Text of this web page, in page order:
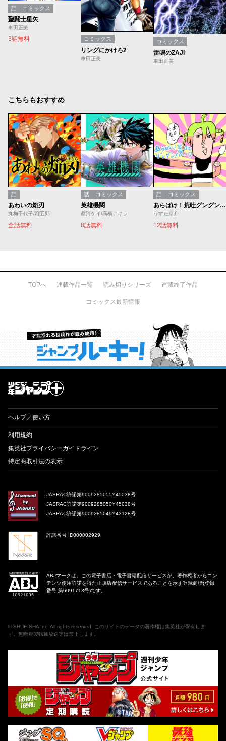
話 コミックス
聖闘士星矢
車田正美
3話無料 コミックス
リングにかけろ2
車田正美
コミックス
雷鳴のZAJI
車田正美
こちらもおすすめ
話
あわいの焔刃
丸梅千代子/溶五郎
全話無料
話 コミックス
英雄機関
蔡河ケイ/高橋アキラ
8話無料
話 コミックス
あらばけ！荒吐グングンパーク
うすた京介
12話無料
TOPへ 連載作品一覧 読み切りシリーズ 連載終了作品
コミックス最新情報
才能溢れる投稿作が読み放題！ ジャンプルーキー！
ヘルプ／使い方
利用規約
集英社プライバシーガイドライン
特定商取引法の表示
JASRAC許諾第9009285055Y45038号
JASRAC許諾第9009285050Y45038号
JASRAC許諾第9009285049Y43128号
許諾番号 ID000002929
ABJマークは、この電子書店・電子書籍配信サービスが、著作権者からコン
テンツ使用許諾を得た正規版配信サービスであることを示す登録商標(登録
番号 第6091713号)です。
© SHUEISHA Inc. All rights reserved. このサイトのデータの著作権は集英社が保有しま
す。無断複製転載放送等は禁止します。